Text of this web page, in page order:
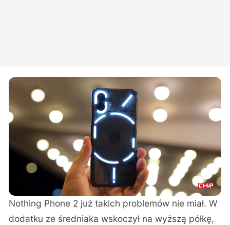
Nothing Phone 2 już takich problemów nie miał. W
dodatku ze średniaka wskoczył na wyższą półkę,